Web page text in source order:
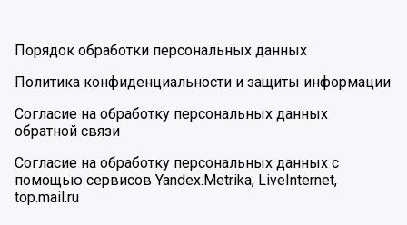
Порядок обработки персональных данных
Политика конфиденциальности и защиты информации
Согласие на обработку персональных данных
обратной связи
Согласие на обработку персональных данных с
помощью сервисов Yandex.Metrika, LiveInternet,
top.mail.ru